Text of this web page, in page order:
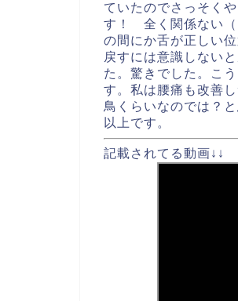
ていたのでさっそく
す！ 全く関係ない（
の間にか舌が正しい
戻すには意識しない
た。驚きでした。こ
す。私は腰痛も改善
鳥くらいなのでは？
以上です。
記載されてる動画↓↓